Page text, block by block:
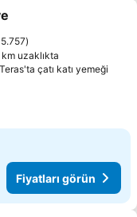
ekle
5.757
uzaklıkta
çatı katı yemeği
Fiyatları görün